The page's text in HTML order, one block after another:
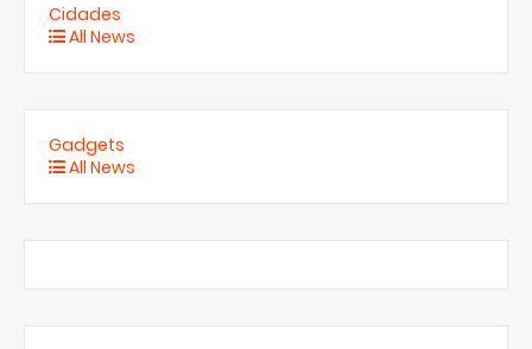
Cidades
All News
Gadgets
All News